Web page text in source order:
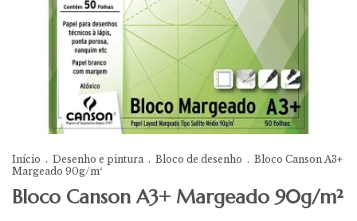
Início . Desenho e pintura . Bloco de desenho . Bloco Canson A3+
Margeado 90g/m²
Bloco Canson A3+ Margeado 90g/m²